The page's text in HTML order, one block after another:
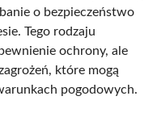
o bezpieczeństwo
Tego rodzaju
ochrony, ale
które mogą
pogodowych.